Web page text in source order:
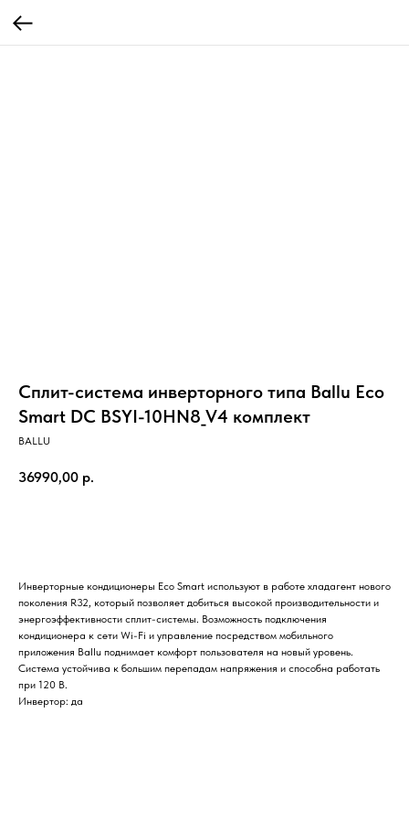
Сплит-система инверторного типа Ballu Eco
Smart DC BSYI-10HN8_V4 комплект
BALLU
36990,00 р.
Инверторные кондиционеры Eco Smart используют в работе хладагент нового
поколения R32, который позволяет добиться высокой производительности и
энергоэффективности сплит-системы. Возможность подключения
кондиционера к сети Wi-Fi и управление посредством мобильного
приложения Ballu поднимает комфорт пользователя на новый уровень.
Система устойчива к большим перепадам напряжения и способна работать
при 120 В.
Инвертор: да